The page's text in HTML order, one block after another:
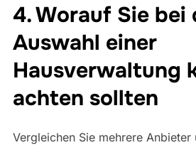
4. Worauf Sie bei
Auswahl einer
Hausverwaltung
achten sollten
Vergleichen Sie mehrere Anbieter